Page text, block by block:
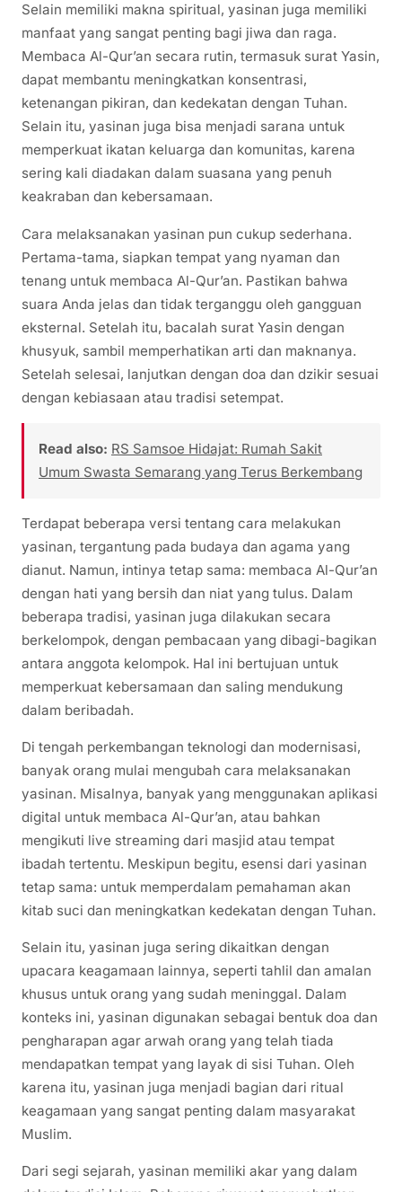
Selain memiliki makna spiritual, yasinan juga memiliki
manfaat yang sangat penting bagi jiwa dan raga.
Membaca Al-Qur’an secara rutin, termasuk surat Yasin,
dapat membantu meningkatkan konsentrasi,
ketenangan pikiran, dan kedekatan dengan Tuhan.
Selain itu, yasinan juga bisa menjadi sarana untuk
memperkuat ikatan keluarga dan komunitas, karena
sering kali diadakan dalam suasana yang penuh
keakraban dan kebersamaan.
Cara melaksanakan yasinan pun cukup sederhana.
Pertama-tama, siapkan tempat yang nyaman dan
tenang untuk membaca Al-Qur’an. Pastikan bahwa
suara Anda jelas dan tidak terganggu oleh gangguan
eksternal. Setelah itu, bacalah surat Yasin dengan
khusyuk, sambil memperhatikan arti dan maknanya.
Setelah selesai, lanjutkan dengan doa dan dzikir sesuai
dengan kebiasaan atau tradisi setempat.
Read also: RS Samsoe Hidajat: Rumah Sakit
Umum Swasta Semarang yang Terus Berkembang
Terdapat beberapa versi tentang cara melakukan
yasinan, tergantung pada budaya dan agama yang
dianut. Namun, intinya tetap sama: membaca Al-Qur’an
dengan hati yang bersih dan niat yang tulus. Dalam
beberapa tradisi, yasinan juga dilakukan secara
berkelompok, dengan pembacaan yang dibagi-bagikan
antara anggota kelompok. Hal ini bertujuan untuk
memperkuat kebersamaan dan saling mendukung
dalam beribadah.
Di tengah perkembangan teknologi dan modernisasi,
banyak orang mulai mengubah cara melaksanakan
yasinan. Misalnya, banyak yang menggunakan aplikasi
digital untuk membaca Al-Qur’an, atau bahkan
mengikuti live streaming dari masjid atau tempat
ibadah tertentu. Meskipun begitu, esensi dari yasinan
tetap sama: untuk memperdalam pemahaman akan
kitab suci dan meningkatkan kedekatan dengan Tuhan.
Selain itu, yasinan juga sering dikaitkan dengan
upacara keagamaan lainnya, seperti tahlil dan amalan
khusus untuk orang yang sudah meninggal. Dalam
konteks ini, yasinan digunakan sebagai bentuk doa dan
pengharapan agar arwah orang yang telah tiada
mendapatkan tempat yang layak di sisi Tuhan. Oleh
karena itu, yasinan juga menjadi bagian dari ritual
keagamaan yang sangat penting dalam masyarakat
Muslim.
Dari segi sejarah, yasinan memiliki akar yang dalam